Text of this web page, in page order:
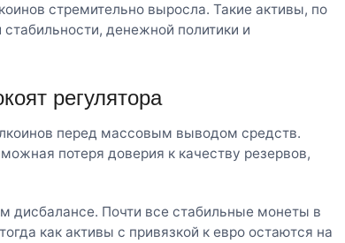
стремительно выросла. Такие активы, по
денежной политики и
регулятора
перед массовым выводом средств.
потеря доверия к качеству резервов,
дисбалансе. Почти все стабильные монеты в
как активы с привязкой к евро остаются на